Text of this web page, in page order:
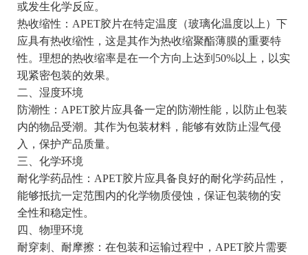
或发生化学反应。
热收缩性：APET胶片在特定温度（玻璃化温度以上）下
应具有热收缩性，这是其作为热收缩聚酯薄膜的重要特
性。理想的热收缩率是在一个方向上达到50%以上，以实
现紧密包装的效果。
二、湿度环境
防潮性：APET胶片应具备一定的防潮性能，以防止包装
内的物品受潮。其作为包装材料，能够有效防止湿气侵
入，保护产品质量。
三、化学环境
耐化学药品性：APET胶片应具备良好的耐化学药品性，
能够抵抗一定范围内的化学物质侵蚀，保证包装物的安
全性和稳定性。
四、物理环境
耐穿刺、耐摩擦：在包装和运输过程中，APET胶片需要